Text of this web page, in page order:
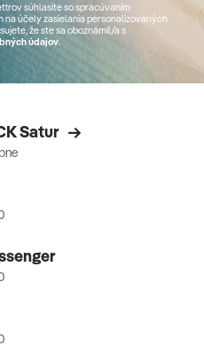
súhlasíte so spracúvaním
na účely zasielania personalizovaných
že ste sa oboznámil/a s
údajov.
Satur